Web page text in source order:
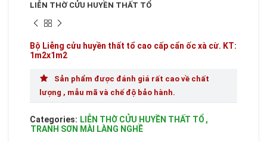
LIỄN THỜ CỬU HUYỀN THẤT TỔ
Bộ Liễng cửu huyền thất tổ cao cấp cẩn ốc xà cừ. KT:
1m2x1m2
Sản phẩm được đánh giá rất cao về chất
lượng , mẫu mã và chế độ bảo hành.
Categories: LIỄN THỜ CỬU HUYỀN THẤT TỔ ,
TRANH SƠN MÀI LÀNG NGHỀ